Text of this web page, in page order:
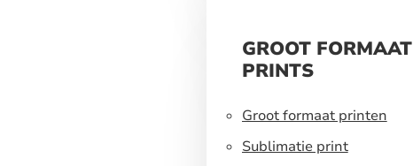
GROOT FORMAAT
PRINTS
Groot formaat printen
Sublimatie print